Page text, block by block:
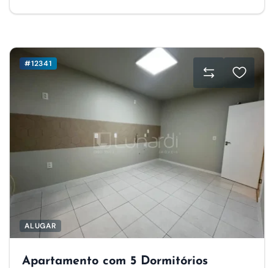
#12341
ALUGAR
Apartamento com 5 Dormitórios